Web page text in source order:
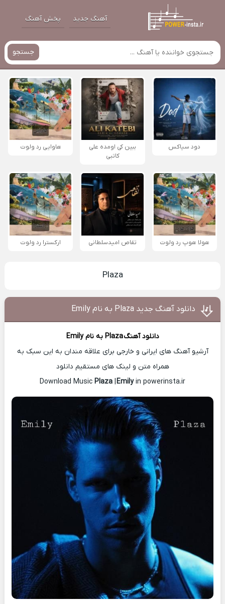
آهنگ جدید پخش آهنگ
جستجو
دود سیاکس
ببین کی اومده علی
کاتبی
هاوایی رد ولوت
هولا هوپ رد ولوت تقاص امیدسلطانی ارکسترا رد ولوت
Plaza
دانلود آهنگ جدید Plaza به نام Emily
دانلود آهنگPlaza به نام Emily
آرشیو آهنگ های ایرانی و خارجی برای علاقه مندان به این سبک به
همراه متن و لینک های مستقیم دانلود
Download Music
Plaza|Emilyin powerinsta.ir